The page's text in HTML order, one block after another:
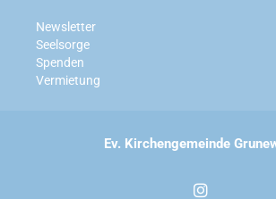
Newsletter
Seelsorge
Spenden
Vermietung
Ev. Kirchengemeinde